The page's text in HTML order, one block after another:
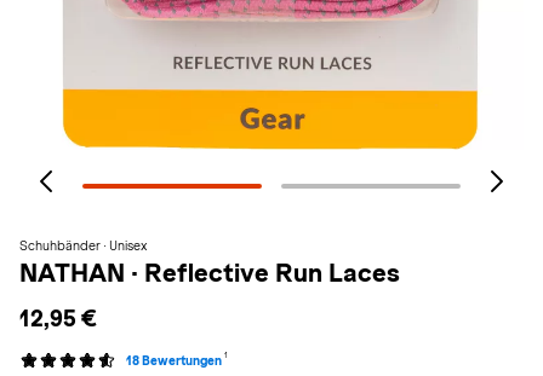
Schuhbänder · Unisex
NATHAN · Reflective Run Laces
12,95 €
18 Bewertungen 1